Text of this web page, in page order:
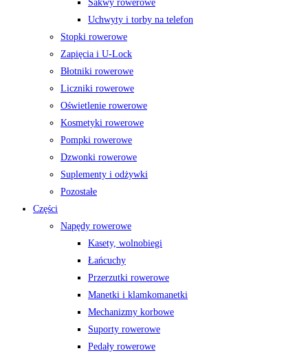
Sakwy rowerowe
Uchwyty i torby na telefon
Stopki rowerowe
Zapięcia i U-Lock
Błotniki rowerowe
Liczniki rowerowe
Oświetlenie rowerowe
Kosmetyki rowerowe
Pompki rowerowe
Dzwonki rowerowe
Suplementy i odżywki
Pozostałe
Części
Napędy rowerowe
Kasety, wolnobiegi
Łańcuchy
Przerzutki rowerowe
Manetki i klamkomanetki
Mechanizmy korbowe
Suporty rowerowe
Pedały rowerowe